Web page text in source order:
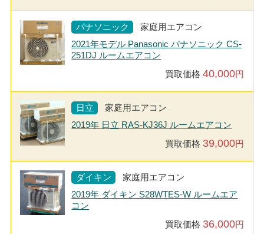
パナソニック
家庭用エアコン
2021年モデル Panasonic パナソニック CS-
251DJ ルームエアコン
買取価格40,000円
日立
家庭用エアコン
2019年 日立 RAS-KJ36J ルームエアコン
買取価格 39,000円
ダイキン
家庭用エアコン
2019年 ダイキン S28WTES-W ルームエア
コン
買取価格 36,000円